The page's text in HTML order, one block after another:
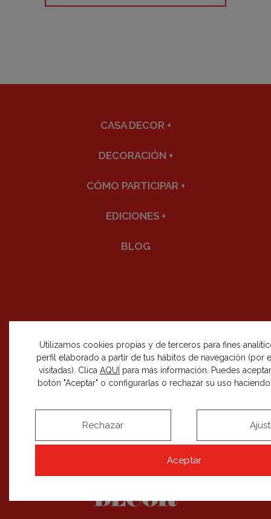
Utilizamos cookies propias y de terceros para fines
perfil elaborado a partir de tus hábitos de navegación (por
visitadas). Clica AQUÍ para más información. Puedes
botón "Aceptar" o configurarlas o rechazar su uso
Aceptar
Rechazar
CASA DECOR +
DECORACIÓN +
CÓMO PARTICIPAR +
EDICIONES +
BLOG